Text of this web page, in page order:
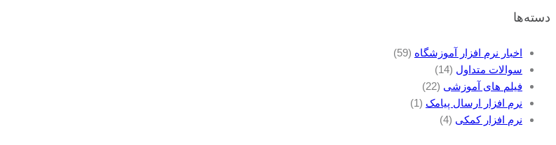
دسته‌ها
اخبار نرم افزار آموزشگاه (59)
سوالات متداول (14)
فیلم های آموزشی (22)
نرم افزار ارسال پیامک (1)
نرم افزار کمکی (4)